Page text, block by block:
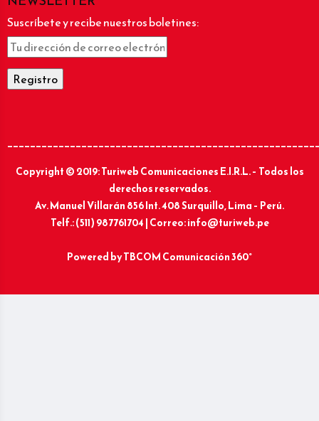
Suscríbete y recibe nuestros boletines:
Copyright © 2019: Turiweb Comunicaciones E.I.R.L. – Todos los
derechos reservados.
Av. Manuel Villarán 856 Int. 408 Surquillo, Lima – Perú.
Telf.: (511) 987761704 | Correo: info@turiweb.pe
Powered byTBCOM Comunicación 360°